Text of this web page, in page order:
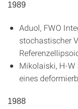
1989
Aduol, FWO
stochastischer
Mikolaiski, H-W
eines
1988